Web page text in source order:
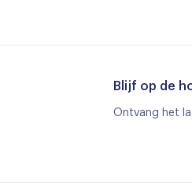
Blijf op de
Ontvang het